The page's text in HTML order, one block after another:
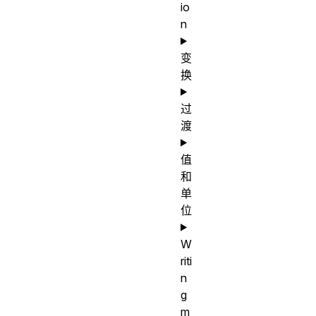
io
n
变
换
过
渡
值
和
单
位
W
riti
n
g
m